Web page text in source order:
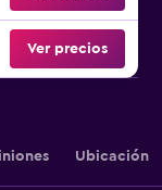
Ver precios
Ubicación